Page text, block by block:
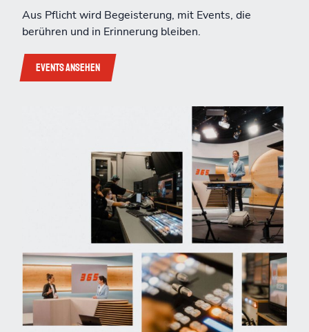
Aus Pflicht wird Begeisterung, mit Events, die
berühren und in Erinnerung bleiben.
Events ansehen